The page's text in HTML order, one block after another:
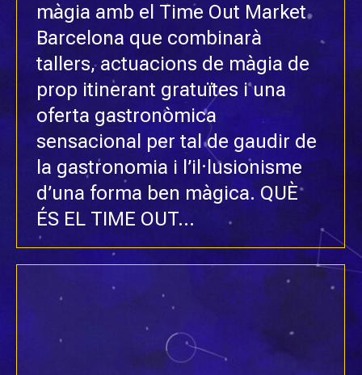
màgia amb el Time Out Market
Barcelona que combinarà
tallers, actuacions de màgia de
prop itinerant gratuïtes i una
oferta gastronòmica
sensacional per tal de gaudir de
la gastronomia i l’il·lusionisme
d’una forma ben màgica. QUÈ
ÉS EL TIME OUT…